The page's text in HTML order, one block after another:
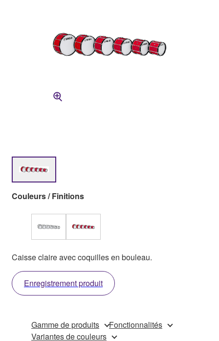
Couleurs / Finitions
Caisse claire avec coquilles en bouleau.
Enregistrement produit
Gamme de produits
Fonctionnalités
Variantes de couleurs